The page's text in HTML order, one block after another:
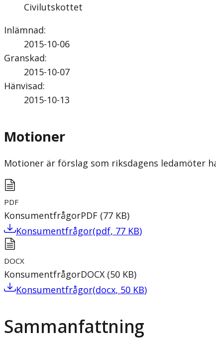
Civilutskottet
Inlämnad:
2015-10-06
Granskad:
2015-10-07
Hänvisad:
2015-10-13
Motioner
Motioner är förslag som riksdagens ledamöter
PDF
KonsumentfrågorPDF (77 KB)
Konsumentfrågor(pdf, 77 KB)
DOCX
KonsumentfrågorDOCX (50 KB)
Konsumentfrågor(docx, 50 KB)
Sammanfattning